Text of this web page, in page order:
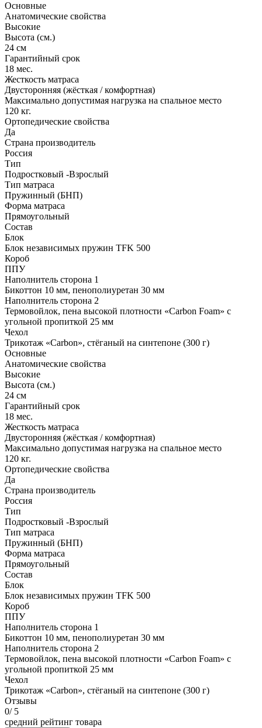
Основные
Анатомические свойства
Высокие
Высота (см.)
24 см
Гарантийный срок
18 мес.
Жесткость матраса
Двусторонняя (жёсткая / комфортная)
Максимально допустимая нагрузка на спальное место
120 кг.
Ортопедические свойства
Да
Страна производитель
Россия
Тип
Подростковый -Взрослый
Тип матраса
Пружинный (БНП)
Форма матраса
Прямоугольный
Состав
Блок
Блок независимых пружин TFK 500
Короб
ППУ
Наполнитель сторона 1
Бикоттон 10 мм, пенополиуретан 30 мм
Наполнитель сторона 2
Термовойлок, пена высокой плотности «Carbon Foam» с
угольной пропиткой 25 мм
Чехол
Трикотаж «Carbon», стёганый на синтепоне (300 г)
Основные
Анатомические свойства
Высокие
Высота (см.)
24 см
Гарантийный срок
18 мес.
Жесткость матраса
Двусторонняя (жёсткая / комфортная)
Максимально допустимая нагрузка на спальное место
120 кг.
Ортопедические свойства
Да
Страна производитель
Россия
Тип
Подростковый -Взрослый
Тип матраса
Пружинный (БНП)
Форма матраса
Прямоугольный
Состав
Блок
Блок независимых пружин TFK 500
Короб
ППУ
Наполнитель сторона 1
Бикоттон 10 мм, пенополиуретан 30 мм
Наполнитель сторона 2
Термовойлок, пена высокой плотности «Carbon Foam» с
угольной пропиткой 25 мм
Чехол
Трикотаж «Carbon», стёганый на синтепоне (300 г)
Отзывы
0/ 5
средний рейтинг товара